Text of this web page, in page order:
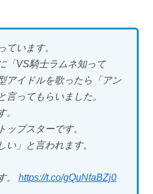
ています。
「VS騎士ラムネ知って
アイドルを歌ったら「アン
言ってもらいました。
。
ップスターです。
い」と言われます。
。 https://t.co/gQuNfaBZj0